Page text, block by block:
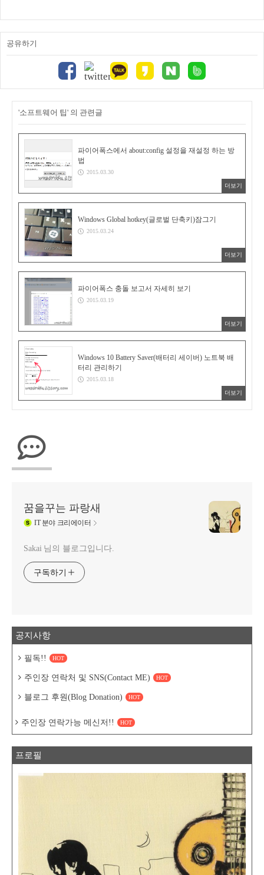
공유하기
'소프트웨어 팁' 의 관련글
파이어폭스에서 about:config 설정을 재설정 하는 방
법
2015.03.30
더보기
Windows Global hotkey(글로벌 단축키)잠그기
2015.03.24
더보기
파이어폭스 충돌 보고서 자세히 보기
2015.03.19
더보기
Windows 10 Battery Saver(배터리 세이버) 노트북 배
터리 관리하기
2015.03.18
더보기
꿈을꾸는 파랑새
IT분야 크리에이터
Sakai 님의 블로그입니다.
구독하기
공지사항
필독!! HOT
주인장 연락처 및 SNS(Contact ME) HOT
블로그 후원(Blog Donation) HOT
주인장 연락가능 메신저!! HOT
프로필